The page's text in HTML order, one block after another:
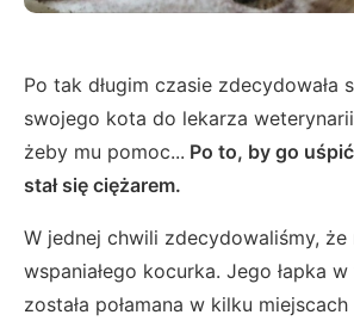
Po tak długim czasie zdecydowała
swojego kota do lekarza
żeby mu pomoc... Po to, by go
stał się ciężarem.
W jednej chwili zdecydowaliśmy,
wspaniałego kocurka. Jego łapka
została połamana w kilku